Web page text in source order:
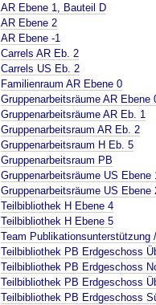
AR Ebene 1, Bauteil D
AR Ebene 2
AR Ebene -1
Carrels AR Eb. 2
Carrels US Eb. 2
Familienraum AR Ebene 0
Gruppenarbeitsräume AR Ebene
Gruppenarbeitsräume AR Eb. 1
Gruppenarbeitsraum AR Eb. 2
Gruppenarbeitsraum H Eb. 5
Gruppenarbeitsraum PB
Gruppenarbeitsräume US Ebene
Gruppenarbeitsräume US Ebene
Teilbibliothek H Ebene 4
Teilbibliothek H Ebene 5
Team Publikationsunterstützung
Teilbibliothek PB Erdgeschoss
Teilbibliothek PB Erdgeschoss
Teilbibliothek PB Erdgeschoss
Teilbibliothek PB Erdgeschoss